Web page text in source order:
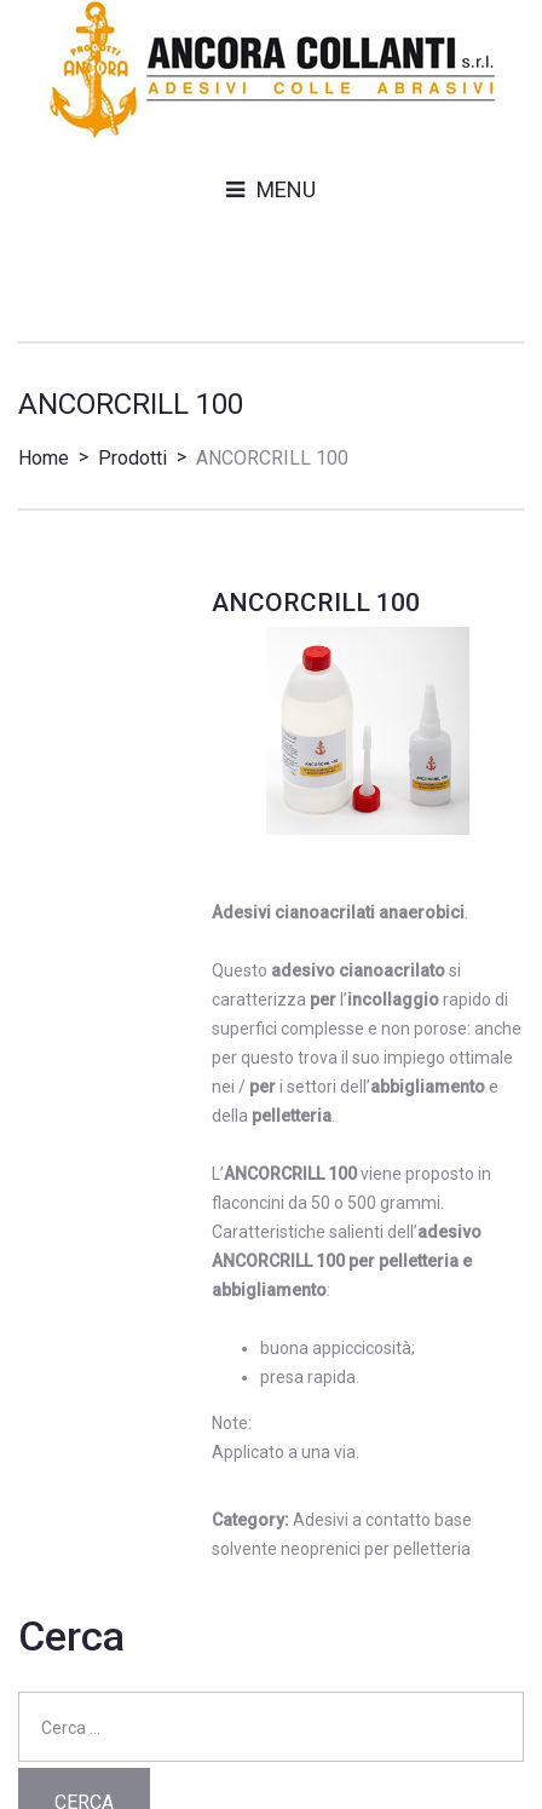
MENU
ANCORCRILL 100
Home > Prodotti > ANCORCRILL 100
ANCORCRILL 100
Adesivi cianoacrilati anaerobici
Questo adesivo cianoacrilatosi
caratterizza per l’incollaggiorapido di
superfici complesse e non porose: anche
per questo trova il suo impiego ottimale
nei / peri settori dell’abbigliamento e
della pelletteria
L’ANCORCRILL 100viene proposto in
flaconcini da 50 o 500 grammi.
Caratteristiche salienti dell’adesivo
ANCORCRILL 100 per pelletteria e
abbigliamento:
buona appiccicosità;
presa rapida.
Note:
Applicato a una via.
Category: Adesivi a contatto base
solvente neoprenici per pelletteria
Cerca
per: